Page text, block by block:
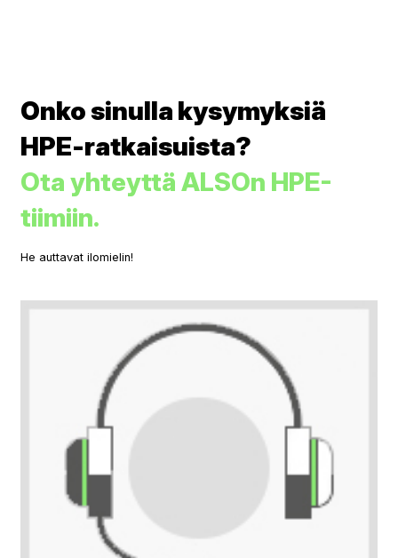
Onko sinulla kysymyksiä
HPE-ratkaisuista?
Ota yhteyttä ALSOn HPE-
tiimiin.
He auttavat ilomielin!